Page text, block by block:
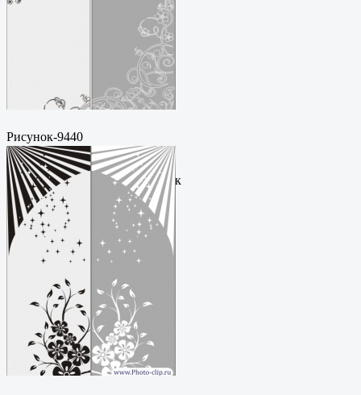
Рисунок-9440
Пескоструйный
рисунокФормат: cdrЦена: 200
руб.Метки: векторный рисунок